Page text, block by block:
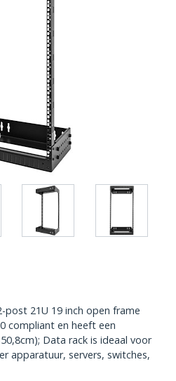
post 21U 19 inch open frame
compliant en heeft een
Data rack is ideaal voor
apparatuur, servers, switches,